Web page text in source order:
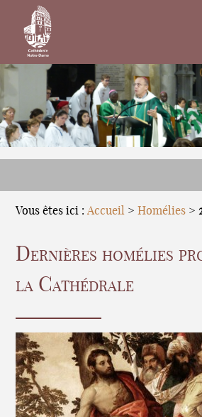
Vous êtes ici :Accueil > Homélies >
Dernières homélies
la Cathédrale